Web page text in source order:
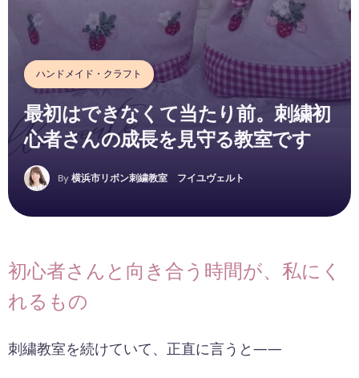
ハンドメイド・クラフト
最初はできなくて当たり前。刺繍初
心者さんの成長を見守る教室です
By横浜市リボン刺繍教室 フイユヴェルト
初心者さんと向き合う時間が、私にく
れるもの
刺繍教室を続けていて、正直に言うと――